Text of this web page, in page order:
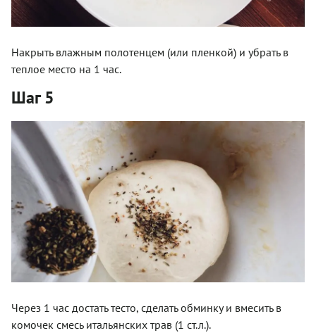
Накрыть влажным полотенцем (или пленкой) и убрать в
теплое место на 1 час.
Шаг 5
Через 1 час достать тесто, сделать обминку и вмесить в
комочек смесь итальянских трав (1 ст.л.).